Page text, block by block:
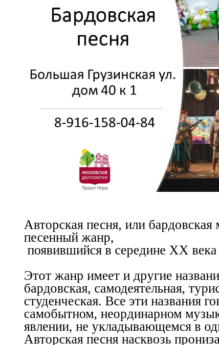
Авторская песня, или бардовская
песенный жанр,
появившийся в середине XX
Этот жанр имеет и другие
бардовская, самодеятельная,
студенческая. Все эти названия
самобытном, неординарном
явлении, не укладывающемся в
Авторская песня насквозь